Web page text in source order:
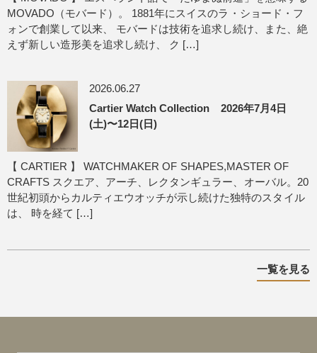
MOVADO（モバード）。 1881年にスイスのラ・ショード・フ
ォンで創業して以来、 モバードは技術を追求し続け、また、絶
えず新しい造形美を追求し続け、 ク […]
2026.06.27
Cartier Watch Collection 2026年7月4日
(土)〜12日(日)
【 CARTIER 】 WATCHMAKER OF SHAPES,MASTER OF
CRAFTS スクエア、アーチ、レクタンギュラー、オーバル。20
世紀初頭からカルティエウオッチが示し続けた独特のスタイル
は、 時を経て […]
一覧を見る